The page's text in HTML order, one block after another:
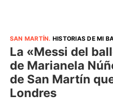
SAN MARTÍN. HISTORIAS DE MI
La «Messi del
de Marianela
de San Martín
Londres